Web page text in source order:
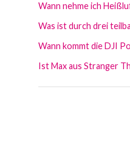
Wann nehme ich
Was ist durch drei
Wann kommt die DJI
Ist Max aus Stranger